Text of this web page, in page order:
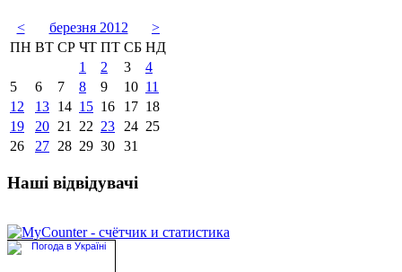
< березня 2012
>
ПН ВТ СР ЧТ ПТ СБ НД
1
2 3
4
5
6 7 8 9 10 11
12
13 14 15 16 17 18
19
20 21 22 23 24 25
26
27 28 29 30 31
Наші відвідувачі